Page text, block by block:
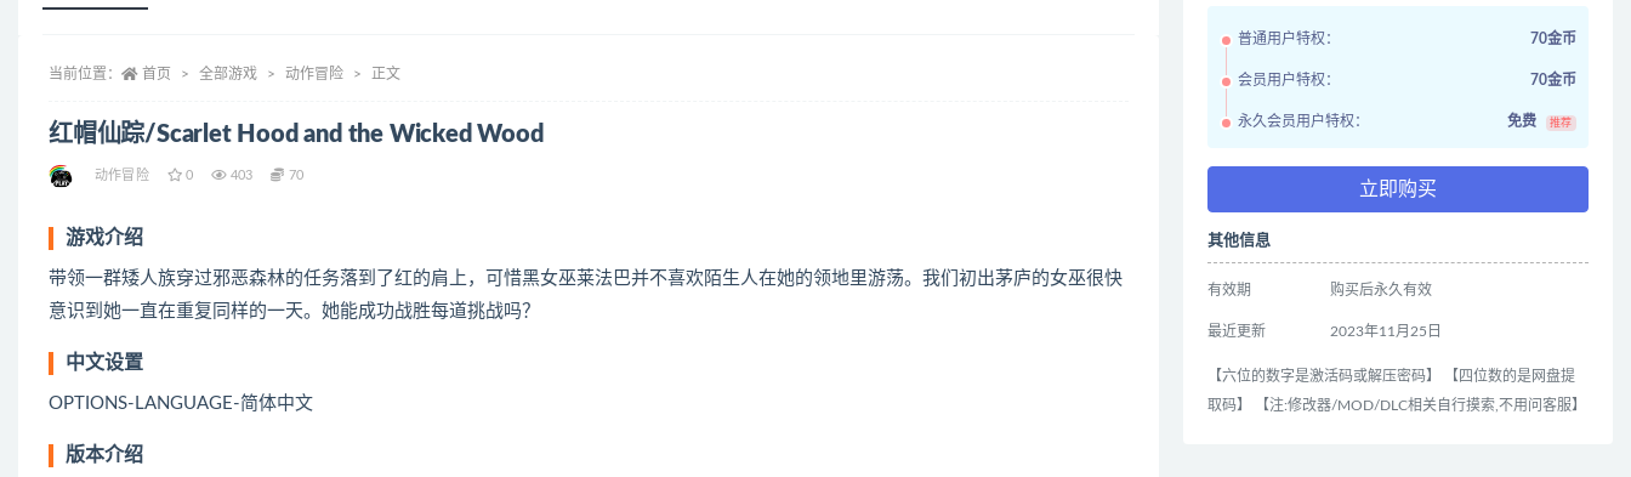
当前位置： 首页 全部游戏 动作冒险 正文
红帽仙踪/Scarlet Hood and the Wicked Wood
动作冒险 0 403 70
游戏介绍
带领一群矮人族穿过邪恶森林的任务落到了红的肩上，可惜黑女巫莱法巴并不喜欢陌生人在她的领地里游荡。我们初出茅庐的女巫很快
意识到她一直在重复同样的一天。她能成功战胜每道挑战吗？
中文设置
OPTIONS-LANGUAGE-简体中文
版本介绍
普通用户特权： 70金币
会员用户特权： 70金币
永久会员用户特权： 免费 推荐
立即购买
其他信息
有效期 购买后永久有效
最近更新 2023年11月25日
【六位的数字是激活码或解压密码】 【四位数的是网盘提
取码】 【注:修改器/MOD/DLC相关自行摸索,不用问客服】